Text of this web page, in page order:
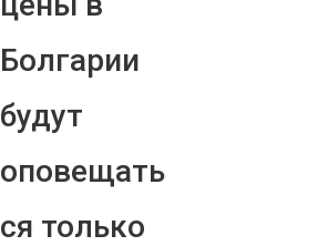
Болгарии
будут
оповещать
ся только